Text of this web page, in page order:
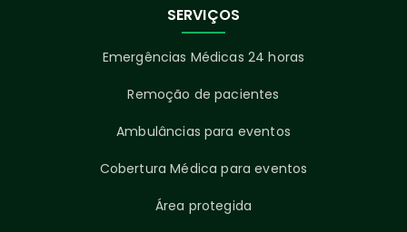
SERVIÇOS
Emergências Médicas 24 horas
Remoção de pacientes
Ambulâncias para eventos
Cobertura Médica para eventos
Área protegida